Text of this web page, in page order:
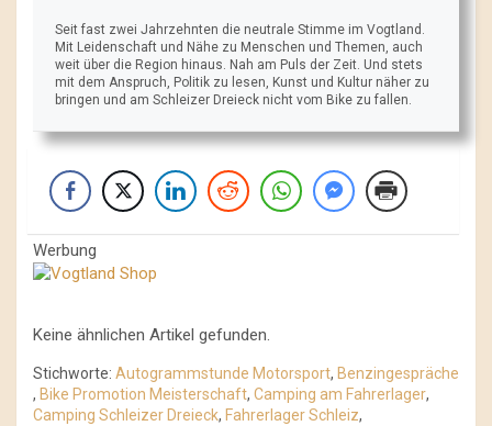
Seit fast zwei Jahrzehnten die neutrale Stimme im Vogtland.
Mit Leidenschaft und Nähe zu Menschen und Themen, auch
weit über die Region hinaus. Nah am Puls der Zeit. Und stets
mit dem Anspruch, Politik zu lesen, Kunst und Kultur näher zu
bringen und am Schleizer Dreieck nicht vom Bike zu fallen.
Werbung
Keine ähnlichen Artikel gefunden.
Stichworte: Autogrammstunde Motorsport, Benzingespräche
, Bike Promotion Meisterschaft, Camping am Fahrerlager,
Camping Schleizer Dreieck, Fahrerlager Schleiz,